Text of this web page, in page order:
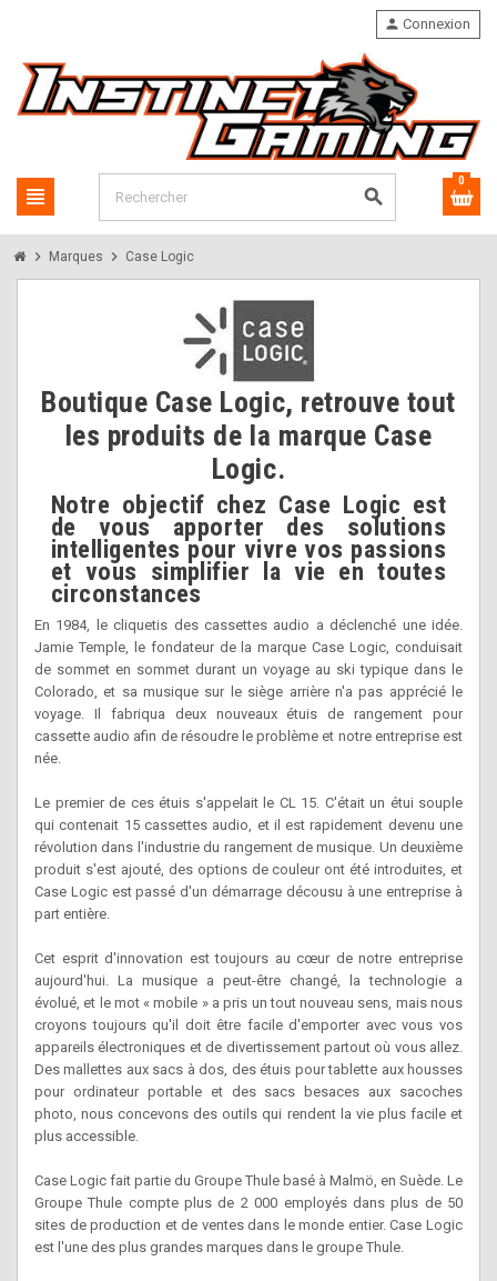
view_headline search
person Connexion
0
chevron_right Marques chevron_right Case Logic
Boutique Case Logic, retrouve tout
les produits de la marque Case
Logic.
Notre objectif chez Case Logic est
de vous apporter des solutions
intelligentes pour vivre vos passions
et vous simplifier la vie en toutes
circonstances
En 1984, le cliquetis des cassettes audio a déclenché une idée.
Jamie Temple, le fondateur de la marque Case Logic, conduisait
de sommet en sommet durant un voyage au ski typique dans le
Colorado, et sa musique sur le siège arrière n'a pas apprécié le
voyage. Il fabriqua deux nouveaux étuis de rangement pour
cassette audio afin de résoudre le problème et notre entreprise est
née.
Le premier de ces étuis s'appelait le CL 15. C'était un étui souple
qui contenait 15 cassettes audio, et il est rapidement devenu une
révolution dans l'industrie du rangement de musique. Un deuxième
produit s'est ajouté, des options de couleur ont été introduites, et
Case Logic est passé d'un démarrage décousu à une entreprise à
part entière.
Cet esprit d'innovation est toujours au cœur de notre entreprise
aujourd'hui. La musique a peut-être changé, la technologie a
évolué, et le mot « mobile » a pris un tout nouveau sens, mais nous
croyons toujours qu'il doit être facile d'emporter avec vous vos
appareils électroniques et de divertissement partout où vous allez.
Des mallettes aux sacs à dos, des étuis pour tablette aux housses
pour ordinateur portable et des sacs besaces aux sacoches
photo, nous concevons des outils qui rendent la vie plus facile et
plus accessible.
Case Logic fait partie du Groupe Thule basé à Malmö, en Suède. Le
Groupe Thule compte plus de 2 000 employés dans plus de 50
sites de production et de ventes dans le monde entier. Case Logic
est l'une des plus grandes marques dans le groupe Thule.